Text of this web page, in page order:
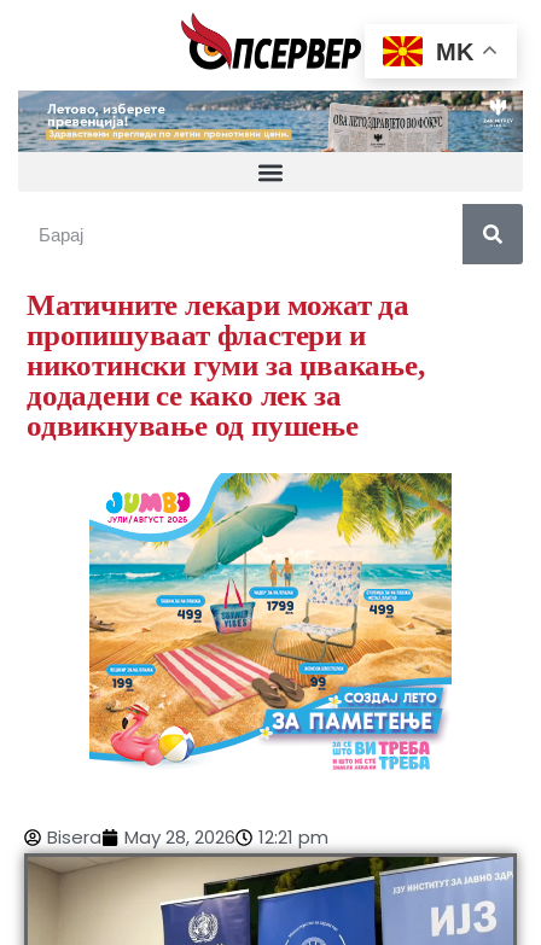
Матичните лекари можат да
пропишуваат фластери и
никотински гуми за џвакање,
додадени се како лек за
одвикнување од пушење
Bisera May 28, 2026 12:21 pm
MK